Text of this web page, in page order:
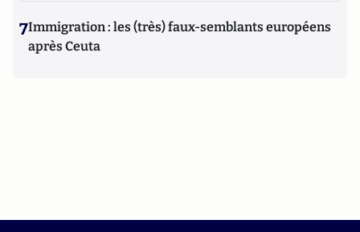
7Immigration : les (très) faux-semblants européens
après Ceuta